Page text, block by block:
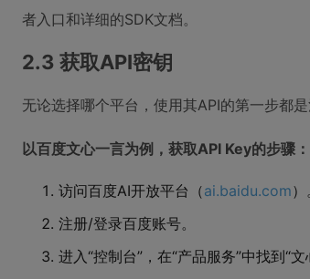
者入口和详细的SDK文档。
2.3 获取API密钥
无论选择哪个平台，使用其API的第一步都
以百度文心一言为例，获取API Key的步骤：
访问百度AI开放平台（ai.baidu.com）
注册/登录百度账号。
进入“控制台”，在“产品服务”中找到“文